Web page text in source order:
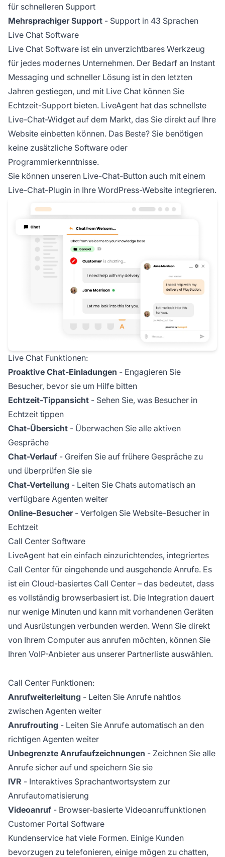
für schnelleren Support
Mehrsprachiger Support - Support in 43 Sprachen
Live Chat Software
Live Chat Software ist ein unverzichtbares Werkzeug
für jedes modernes Unternehmen. Der Bedarf an Instant
Messaging und schneller Lösung ist in den letzten
Jahren gestiegen, und mit Live Chat können Sie
Echtzeit-Support bieten. LiveAgent hat das schnellste
Live-Chat-Widget auf dem Markt, das Sie direkt auf Ihre
Website einbetten können. Das Beste? Sie benötigen
keine zusätzliche Software oder
Programmierkenntnisse.
Sie können unseren Live-Chat-Button auch mit einem
Live-Chat-Plugin in Ihre WordPress-Website integrieren.
Live Chat Funktionen:
Proaktive Chat-Einladungen - Engagieren Sie
Besucher, bevor sie um Hilfe bitten
Echtzeit-Tippansicht - Sehen Sie, was Besucher in
Echtzeit tippen
Chat-Übersicht - Überwachen Sie alle aktiven
Gespräche
Chat-Verlauf - Greifen Sie auf frühere Gespräche zu
und überprüfen Sie sie
Chat-Verteilung - Leiten Sie Chats automatisch an
verfügbare Agenten weiter
Online-Besucher- Verfolgen Sie Website-Besucher in
Echtzeit
Call Center Software
LiveAgent hat ein einfach einzurichtendes, integriertes
Call Center für eingehende und ausgehende Anrufe. Es
ist ein Cloud-basiertes Call Center – das bedeutet, dass
es vollständig browserbasiert ist. Die Integration dauert
nur wenige Minuten und kann mit vorhandenen Geräten
und Ausrüstungen verbunden werden. Wenn Sie direkt
von Ihrem Computer aus anrufen möchten, können Sie
Ihren VoIP-Anbieter aus unserer Partnerliste auswählen.
Call Center Funktionen:
Anrufweiterleitung - Leiten Sie Anrufe nahtlos
zwischen Agenten weiter
Anrufrouting - Leiten Sie Anrufe automatisch an den
richtigen Agenten weiter
Unbegrenzte Anrufaufzeichnungen - Zeichnen Sie alle
Anrufe sicher auf und speichern Sie sie
IVR - Interaktives Sprachantwortsystem zur
Anrufautomatisierung
Videoanruf - Browser-basierte Videoanruffunktionen
Customer Portal Software
Kundenservice hat viele Formen. Einige Kunden
bevorzugen zu telefonieren, einige mögen zu chatten,